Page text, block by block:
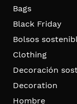
Bags
Black Friday
Bolsos
Clothing
Decoración
Decoration
Hombre